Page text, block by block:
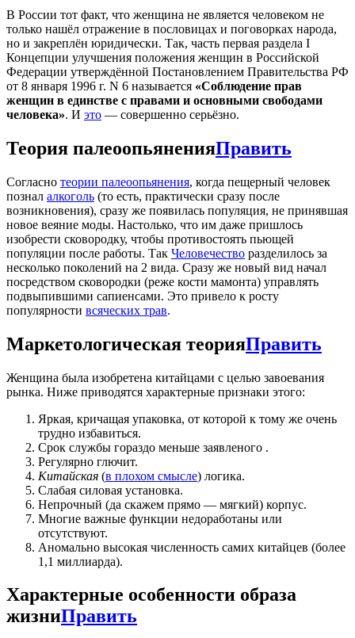
В России тот факт, что женщина не является человеком не
только нашёл отражение в пословицах и поговорках народа,
но и закреплён юридически. Так, часть первая раздела I
Концепции улучшения положения женщин в Российской
Федерации утверждённой Постановлением Правительства РФ
от 8 января 1996 г. N 6 называется «Соблюдение прав
женщин в единстве с правами и основными свободами
человека». И это — совершенно серьёзно.
Теория палеоопьяненияПравить
Согласно теории палeоопьянения, когда пещерный человек
познал алкоголь (то есть, практически сразу после
возникновения), сразу же появилась популяция, не принявшая
новое веяние моды. Настолько, что им даже пришлось
изобрести сковородку, чтобы противостоять пьющей
популяции после работы. Так Человечество разделилось за
несколько поколений на 2 вида. Сразу же новый вид начал
посредством сковородки (реже кости мамонта) управлять
подвыпившими сапиенсами. Это привело к росту
популярности всяческих трав.
Маркетологическая теорияПравить
Женщина была изобретена китайцами с целью завоевания
рынка. Ниже приводятся характерные признаки этого:
Яркая, кричащая упаковка, от которой к тому же очень
трудно избавиться.
Срок службы гораздо меньше заявленого .
Регулярно глючит.
Китайская (в плохом смысле) логика.
Слабая силовая установка.
Непрочный (да скажем прямо — мягкий) корпус.
Многие важные функции недоработаны или
отсутствуют.
Аномально высокая численность самих китайцев (более
1,1 миллиарда).
Характерные особенности образа
жизниПравить